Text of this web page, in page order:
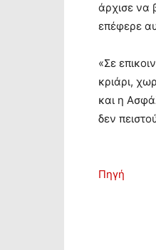
άρχισε να
επέφερε
«Σε
κριάρι,
και η
δεν
Πηγή